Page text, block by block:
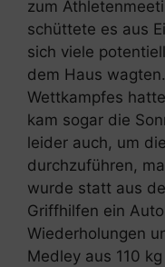
zum
schüttete es aus
sich viele
dem Haus
Wettkampfes
kam sogar die
leider auch, um
durchzuführen,
wurde statt aus
Griffhilfen ein
Wiederholungen
Medley aus 110